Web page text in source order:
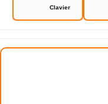
Clavier